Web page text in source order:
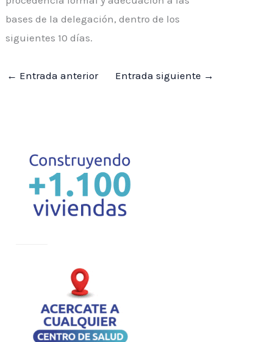
bases de la delegación, dentro de los
siguientes 10 días.
← Entrada anterior Entrada siguiente →